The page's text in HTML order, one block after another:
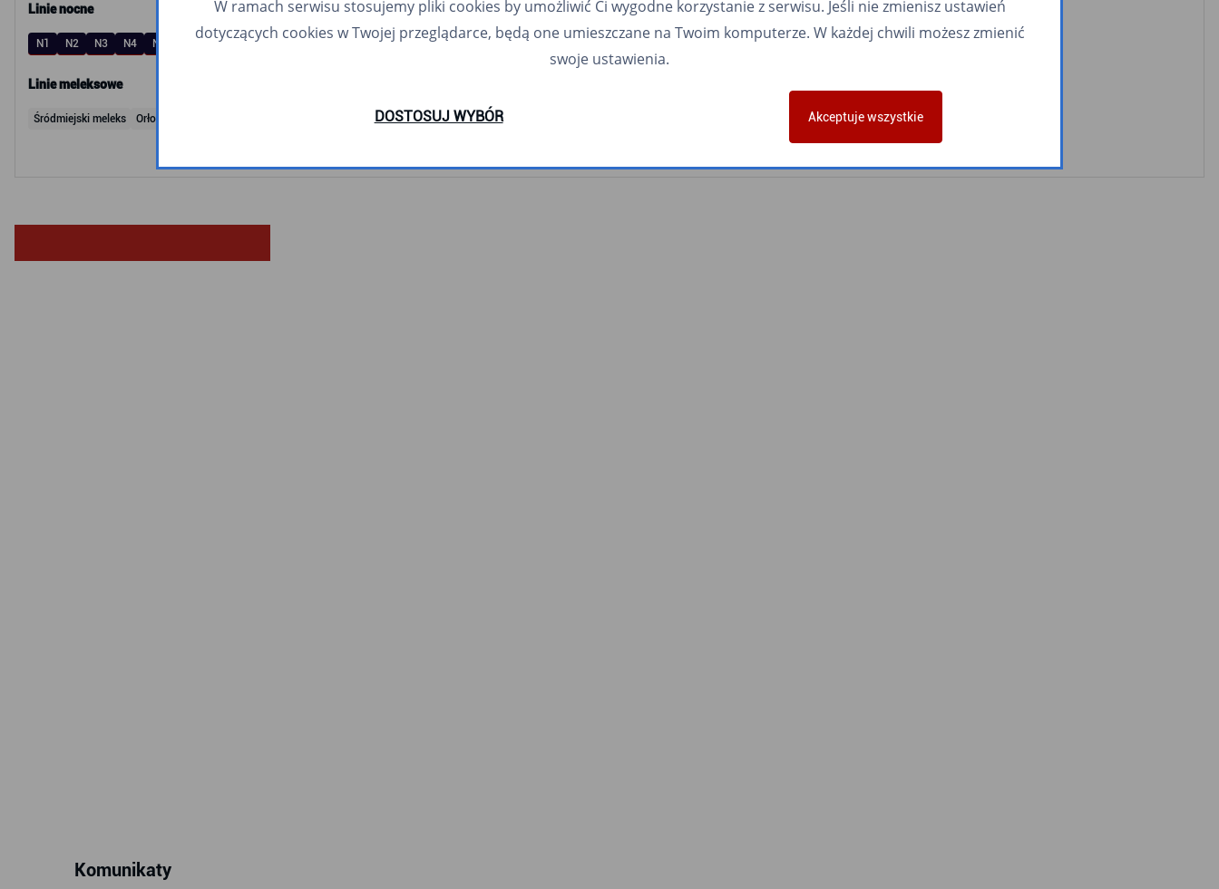
Linie nocne
N1 N2 N3 N4 N5 N8 N9 N30 N40 N56 N65 N78
Linie meleksowe
Śródmiejski meleks Orłowski meleks
Komunikaty
W ramach serwisu stosujemy pliki cookies by umożliwić Ci wygodne korzystanie z serwisu. Jeśli nie zmienisz ustawień
dotyczących cookies w Twojej przeglądarce, będą one umieszczane na Twoim komputerze. W każdej chwili możesz zmienić
swoje ustawienia.
DOSTOSUJ WYBÓR Akceptuje wszystkie